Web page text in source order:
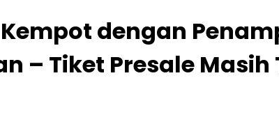
dengan
– Tiket Presale Masih